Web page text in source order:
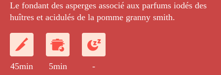
Le fondant des asperges associé aux parfums iodés des
huîtres et acidulés de la pomme granny smith.
45min 5min -